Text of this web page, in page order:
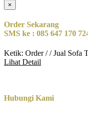
×
Order Sekarang
SMS ke : 085 647 170
Ketik: Order / / Jual Sofa
Lihat Detail
Hubungi Kami